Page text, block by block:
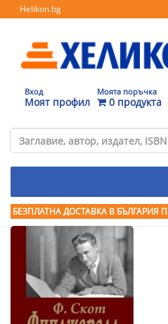
Helikon.bg
Вход
Моят профил
Моята поръчка
0 продукта
БЕЗПЛАТНА ДОСТАВКА В БЪЛГАРИЯ